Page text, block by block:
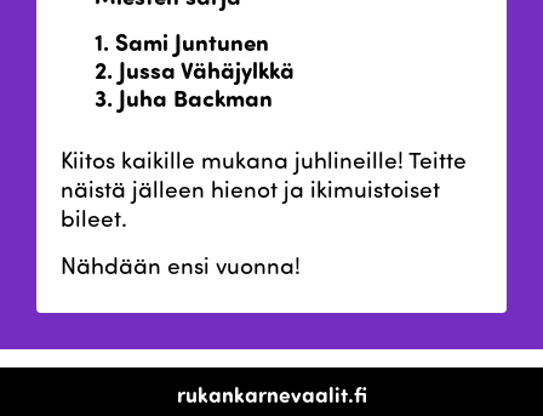
1. Sami Juntunen
2. Jussa Vähäjylkkä
3. Juha Backman
Kiitos kaikille mukana juhlineille! Teitte
näistä jälleen hienot ja ikimuistoiset
bileet.
Nähdään ensi vuonna!
rukankarnevaalit.fi